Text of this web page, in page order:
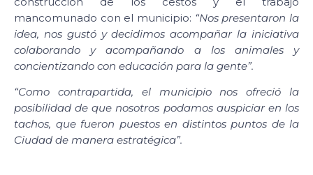
mancomunado con el municipio: “Nos presentaron la
idea, nos gustó y decidimos acompañar la iniciativa
colaborando y acompañando a los animales y
concientizando con educación para la gente”.
“Como contrapartida, el municipio nos ofreció la
posibilidad de que nosotros podamos auspiciar en los
tachos, que fueron puestos en distintos puntos de la
Ciudad de manera estratégica”.